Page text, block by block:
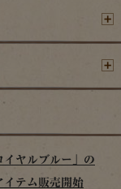
イヤルブルー」の
イテム販売開始